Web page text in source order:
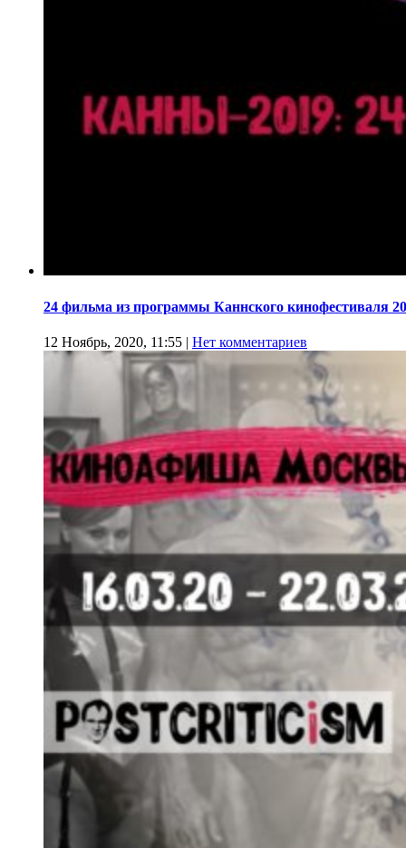
24 фильма из программы Каннского кинофестиваля
12 Ноябрь, 2020, 11:55 | Нет комментариев